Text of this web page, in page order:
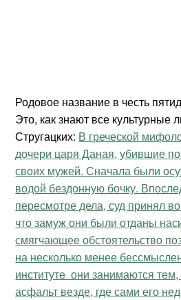
Родовое название в честь
Это, как знают все культурные
Стругацких: В греческой
дочери царя Даная, убившие
своих мужей. Сначала были
водой бездонную бочку.
пересмотре дела, суд принял
что замуж они были отданы
смягчающее обстоятельство
на несколько менее
институте они занимаются
асфальт везде, где сами его